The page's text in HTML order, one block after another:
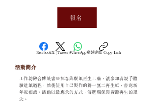
報名
FacebookX (Twitter)WhatsApp複製連結 Copy Link
活動簡介
工作坊融合傳統書法揮春與廢紙再生工藝，讓參加者親手體
驗造紙過程，然後使用自己製作的獨一無二再生紙，書寫新
年祝福語。活動以最應景的方式，傳遞環保與資源再生的理
念。